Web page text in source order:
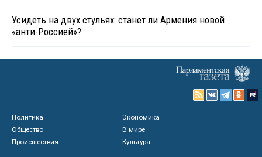
Усидеть на двух стульях: станет ли Армения новой
«анти-Россией»?
Политика
Экономика
Общество
В мире
Происшествия
Культура